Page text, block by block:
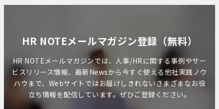
HR NOTEメールマガジン登録（無料）
HR NOTEメールマガジンでは、人事/HRに関する事例やサー
ビスリリース情報、最新Newsから今すぐ使える他社実践ノウ
ハウまで、Webサイトではお届けしきれないさまざまなお役
立ち情報を配信しています。ぜひご登録ください。